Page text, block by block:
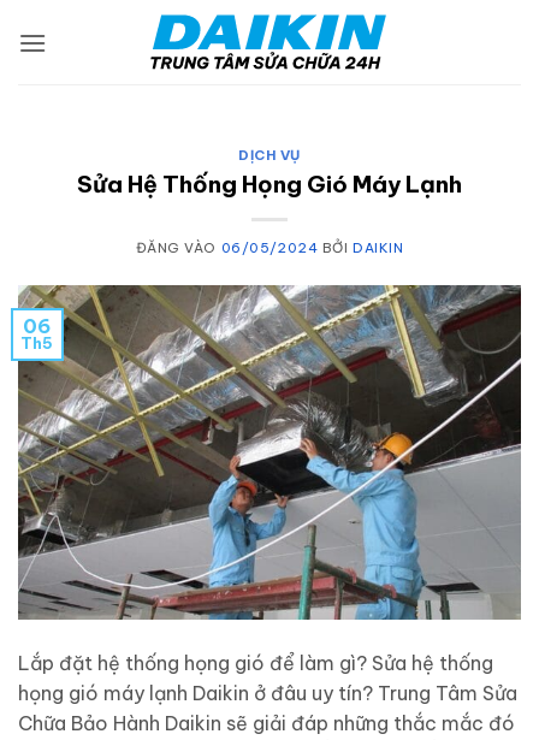
qua
DỊCH VỤ
Sửa Hệ Thống Họng Gió Máy Lạnh
ĐĂNG VÀO 06/05/2024 BỞIDAIKIN
06
Th5
Lắp đặt hệ thống họng gió để làm gì? Sửa hệ thống
họng gió máy lạnh Daikin ở đâu uy tín? Trung Tâm Sửa
Chữa Bảo Hành Daikin sẽ giải đáp những thắc mắc đó